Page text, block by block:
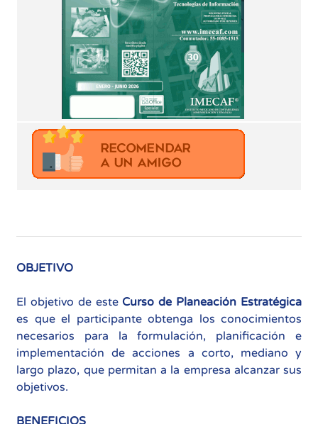
OBJETIVO
El objetivo de este Curso de Planeación Estratégica
es que el participante obtenga los conocimientos
necesarios para la formulación, planificación e
implementación de acciones a corto, mediano y
largo plazo, que permitan a la empresa alcanzar sus
objetivos.
BENEFICIOS